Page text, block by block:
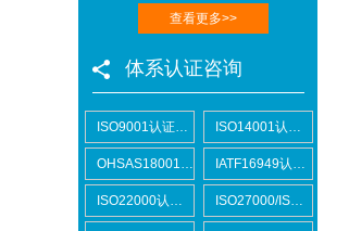
查看更多>>
体系认证咨询
ISO9001认证咨询 ISO14001认证咨询
OHSAS18001认证咨询 IATF16949认证咨询
ISO22000认证咨询 ISO27000/ISO27001认证咨询